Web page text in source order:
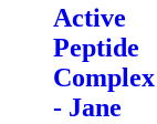
Active
Peptide
Complex
- Jane